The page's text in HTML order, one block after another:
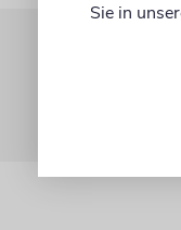
Sie in